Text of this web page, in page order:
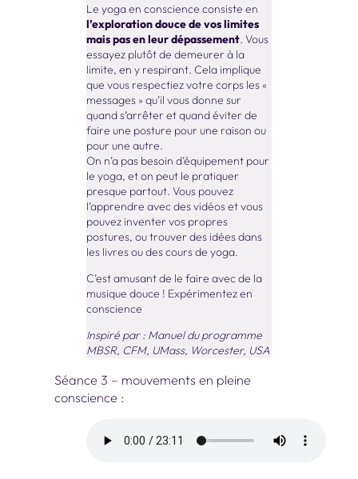
Le yoga en conscience consiste en
l’exploration douce de vos limites
mais pas en leur dépassement. Vous
essayez plutôt de demeurer à la
limite, en y respirant. Cela implique
que vous respectiez votre corps les «
messages » qu’il vous donne sur
quand s’arrêter et quand éviter de
faire une posture pour une raison ou
pour une autre.
On n’a pas besoin d’équipement pour
le yoga, et on peut le pratiquer
presque partout. Vous pouvez
l’apprendre avec des vidéos et vous
pouvez inventer vos propres
postures, ou trouver des idées dans
les livres ou des cours de yoga.
C’est amusant de le faire avec de la
musique douce ! Expérimentez en
conscience
Inspiré par : Manuel du programme
MBSR, CFM, UMass, Worcester, USA
Séance 3 – mouvements en pleine
conscience :